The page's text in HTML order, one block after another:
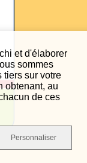
et d'élaborer
sommes
tiers sur votre
obtenant, au
de ces
Personnaliser